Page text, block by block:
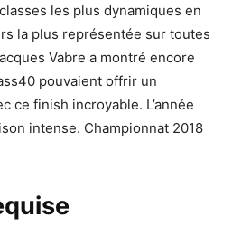
les plus dynamiques en
la plus représentée sur toutes
Vabre a montré encore
pouvaient offrir un
ce finish incroyable. L’année
intense. Championnat 2018